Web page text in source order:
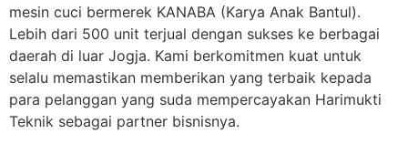
mesin cuci bermerek KANABA (Karya Anak Bantul).
Lebih dari 500 unit terjual dengan sukses ke berbagai
daerah di luar Jogja. Kami berkomitmen kuat untuk
selalu memastikan memberikan yang terbaik kepada
para pelanggan yang suda mempercayakan Harimukti
Teknik sebagai partner bisnisnya.